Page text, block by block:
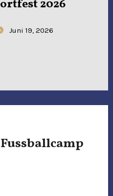
2026
19, 2026